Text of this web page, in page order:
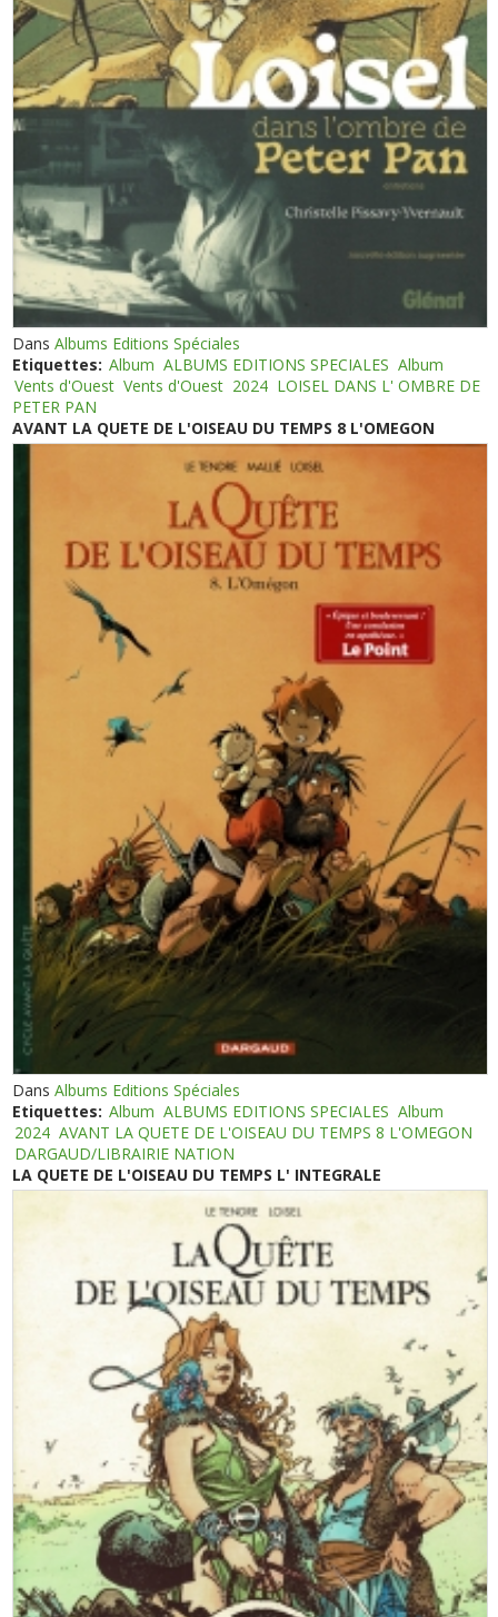
DansAlbums Editions Spéciales
Etiquettes: Album ALBUMS EDITIONS SPECIALES Album
Vents d'Ouest Vents d'Ouest 2024 LOISEL DANS L' OMBRE DE
PETER PAN
AVANT LA QUETE DE L'OISEAU DU TEMPS 8 L'OMEGON
DansAlbums Editions Spéciales
Etiquettes: Album ALBUMS EDITIONS SPECIALES Album
2024 AVANT LA QUETE DE L'OISEAU DU TEMPS 8 L'OMEGON
DARGAUD/LIBRAIRIE NATION
LA QUETE DE L'OISEAU DU TEMPS L' INTEGRALE